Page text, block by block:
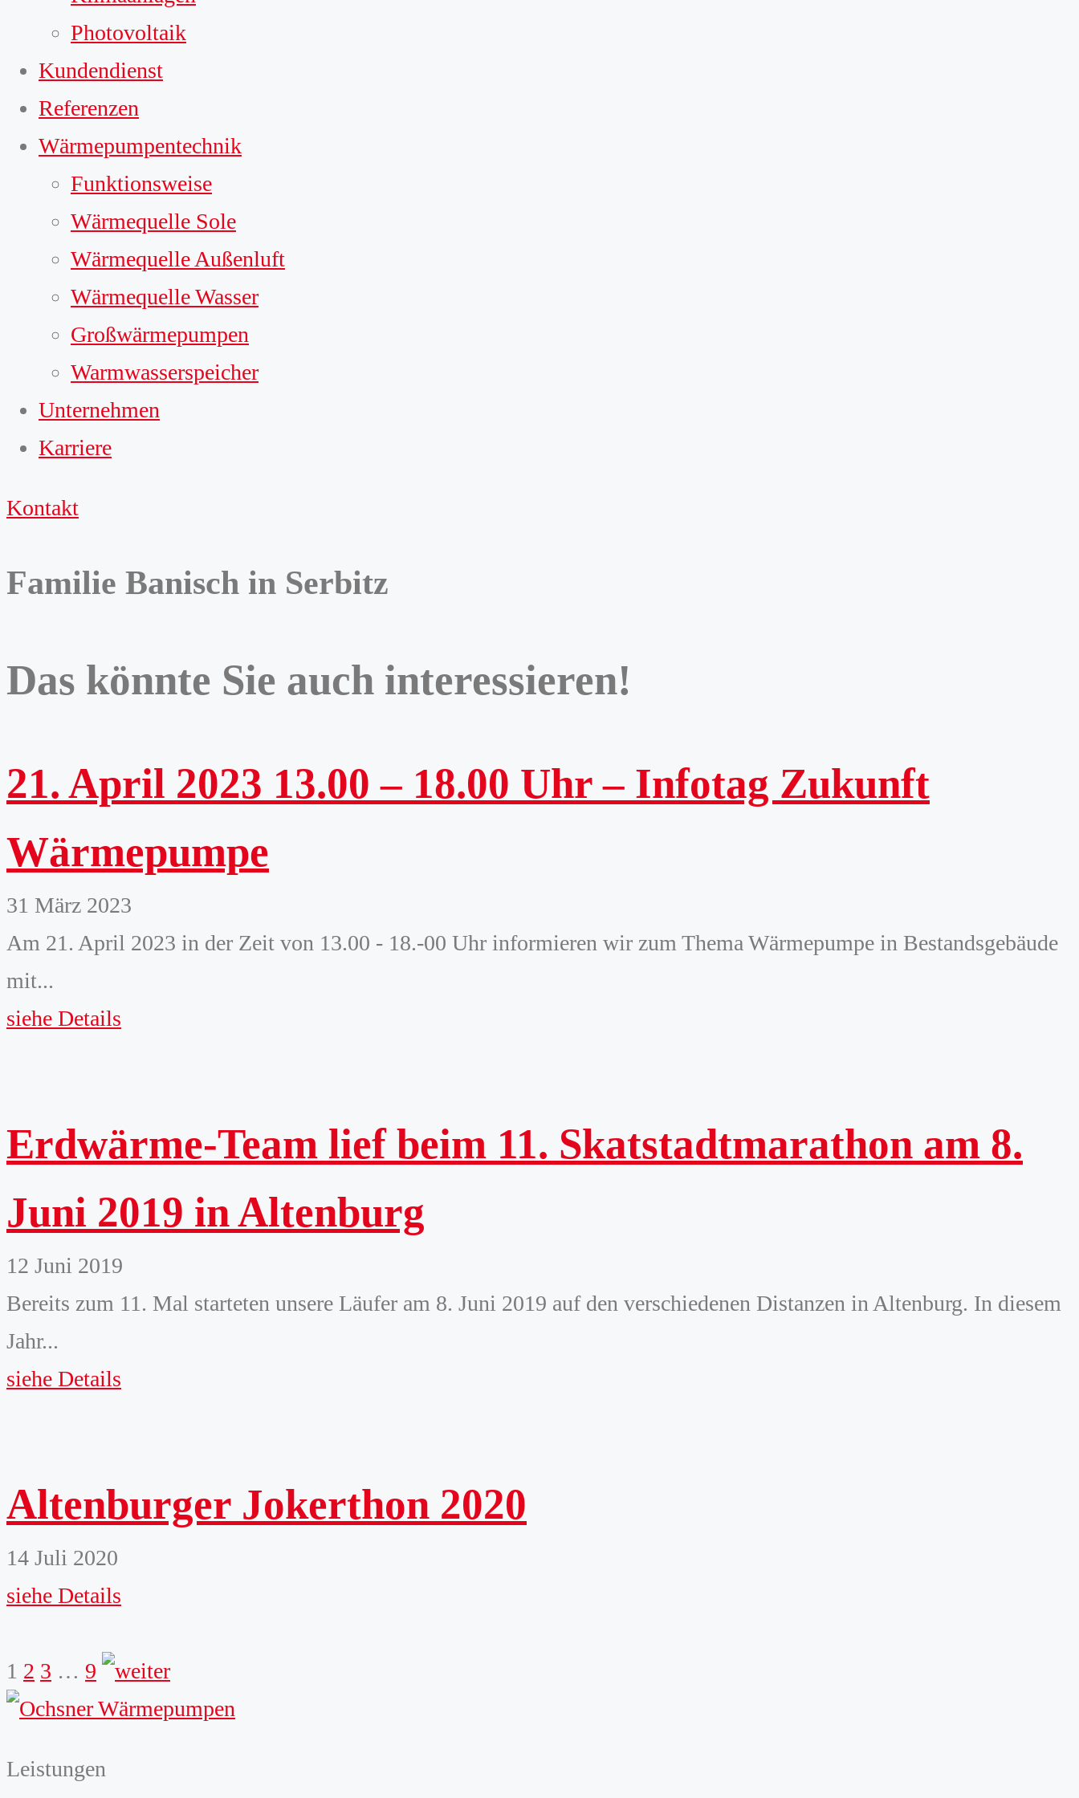
Photovoltaik
Kundendienst
Referenzen
Wärmepumpentechnik
Funktionsweise
Wärmequelle Sole
Wärmequelle Außenluft
Wärmequelle Wasser
Großwärmepumpen
Warmwasserspeicher
Unternehmen
Karriere
Kontakt
Familie Banisch in Serbitz
Das könnte Sie auch interessieren!
21. April 2023 13.00 – 18.00 Uhr – Infotag Zukunft
Wärmepumpe
31 März 2023
Am 21. April 2023 in der Zeit von 13.00 - 18.-00 Uhr informieren wir zum Thema Wärmepumpe in Bestandsgebäude
mit...
siehe Details
Erdwärme-Team lief beim 11. Skatstadtmarathon am 8.
Juni 2019 in Altenburg
12 Juni 2019
Bereits zum 11. Mal starteten unsere Läufer am 8. Juni 2019 auf den verschiedenen Distanzen in Altenburg. In diesem
Jahr...
siehe Details
Altenburger Jokerthon 2020
14 Juli 2020
siehe Details
1 2 3 … 9 weiter
Leistungen